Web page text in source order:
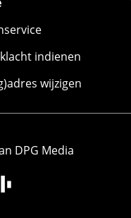
indienen
wijzigen
DPG Media